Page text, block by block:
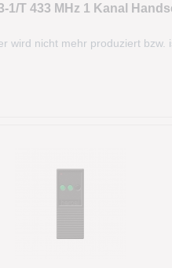
1/T 433 MHz 1 Kanal
wird nicht mehr produziert bzw.